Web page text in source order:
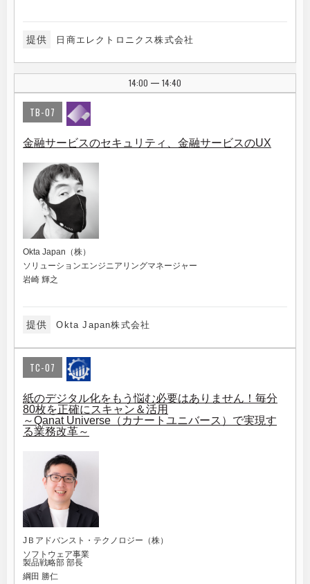
提供 日商エレクトロニクス株式会社
14:00 | 14:40
TB-07
金融サービスのセキュリティ、金融サービスのUX
Okta Japan（株）
ソリューションエンジニアリングマネージャー
岩崎 輝之
提供 Okta Japan株式会社
TC-07
紙のデジタル化をもう悩む必要はありません！毎分
80枚を正確にスキャン＆活用
～Qanat Universe（カナートユニバース）で実現す
る業務改革～
JＢアドバンスト・テクノロジー（株）
ソフトウェア事業
製品戦略部 部長
綱田 勝仁